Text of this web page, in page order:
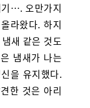
기…. 오만가지
라왔다. 하지
새 같은 것도
냄새가 나는
을 유지했다.
한 것은 아리